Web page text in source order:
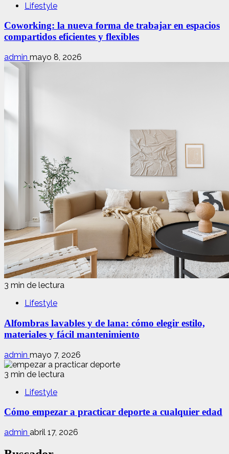
Lifestyle
Coworking: la nueva forma de trabajar en espacios
compartidos eficientes y flexibles
admin mayo 8, 2026
3 min de lectura
Lifestyle
Alfombras lavables y de lana: cómo elegir estilo,
materiales y fácil mantenimiento
admin mayo 7, 2026
3 min de lectura
Lifestyle
Cómo empezar a practicar deporte a cualquier edad
admin abril 17, 2026